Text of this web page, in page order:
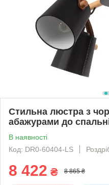
Стильна люстра з
абажурами до
В наявності
Код: DR0-60404-LS
8 422 ₴ 8 865 ₴